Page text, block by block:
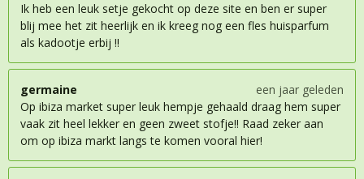
Ik heb een leuk setje gekocht op deze site en ben er super
blij mee het zit heerlijk en ik kreeg nog een fles huisparfum
als kadootje erbij !!
germaine
een jaar geleden
Op ibiza market super leuk hempje gehaald draag hem super
vaak zit heel lekker en geen zweet stofje!! Raad zeker aan
om op ibiza markt langs te komen vooral hier!